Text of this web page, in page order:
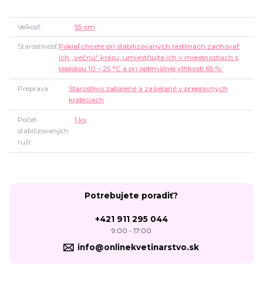
Veľkosť 55 cm
StarostlivosťPokiaľ chcete pri stabilizovaných rastlinách zachovať
ich „večnú“ krásu, umiestňujte ich v miestnostiach s
teplotou 10 – 25 °C a pri optimálnej vlhkosti 65 %.
Preprava
Starostlivo zabalené a zasielané v prepravných
krabiciach
Počet
stabilizovaných
ruží
1 ks
Potrebujete poradiť?
+421 911 295 044
9:00 - 17:00
info@onlinekvetinarstvo.sk